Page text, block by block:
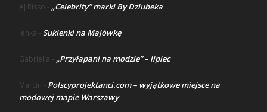
AJ Risso - „Celebrity” marki By Dziubeka
lenka - Sukienki na Majówkę
Gabriella - „Przyłapani na modzie” – lipiec
Marcin - Polscyprojektanci.com – wyjątkowe miejsce na
modowej mapie Warszawy